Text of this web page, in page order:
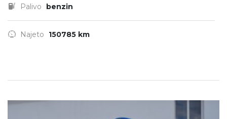
Palivo benzin
Najeto 150785 km